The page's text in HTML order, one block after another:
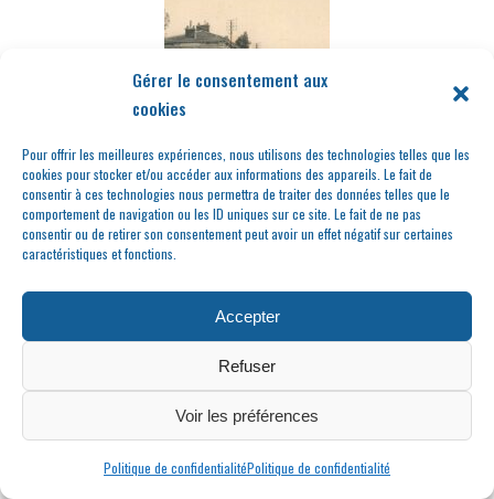
Gérer le consentement aux
cookies
Pour offrir les meilleures expériences, nous utilisons des technologies telles que les
cookies pour stocker et/ou accéder aux informations des appareils. Le fait de
consentir à ces technologies nous permettra de traiter des données telles que le
comportement de navigation ou les ID uniques sur ce site. Le fait de ne pas
consentir ou de retirer son consentement peut avoir un effet négatif sur certaines
caractéristiques et fonctions.
Accepter
Refuser
Voir les préférences
Politique de confidentialitéPolitique de confidentialité
Faits divers et marché
aux vins d’Ampuis
L’orgue de Condrieu,